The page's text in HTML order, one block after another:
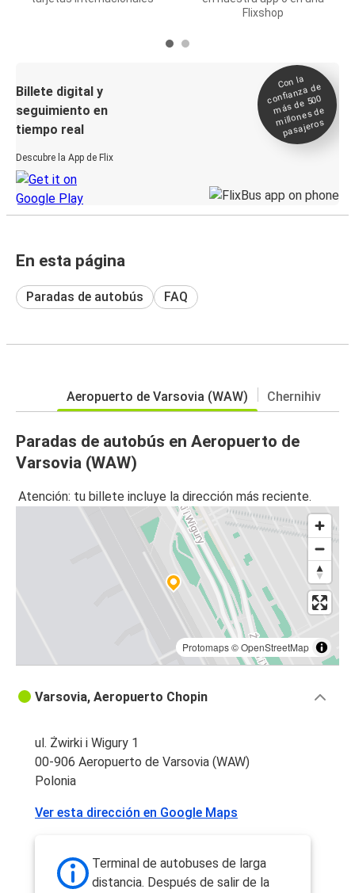
Flixshop
Billete digital y
seguimiento en
tiempo real
Descubre la App de Flix
Con la
confianza de
más de 500
millones de
pasajeros
En esta página
Paradas de autobús FAQ
Aeropuerto de Varsovia (WAW) Chernihiv
Paradas de autobús en Aeropuerto de
Varsovia (WAW)
Atención: tu billete incluye la dirección más reciente.
Protomaps©OpenStreetMap
Varsovia, Aeropuerto Chopin
ul. Żwirki i Wigury 1
00-906 Aeropuerto de Varsovia (WAW)
Polonia
Ver esta dirección en Google Maps
Terminal de autobuses de larga
distancia. Después de salir de la